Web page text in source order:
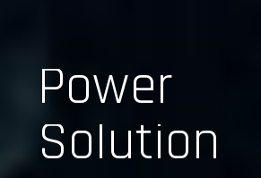
Power
Solution